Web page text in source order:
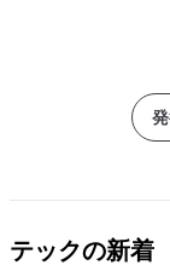
テックの新着